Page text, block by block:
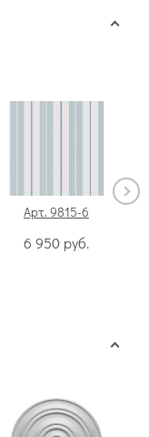
Арт. 9815-6
6 950 руб.